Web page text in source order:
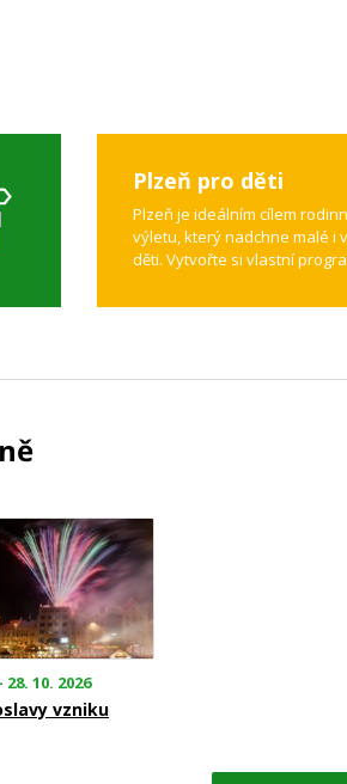
Plzeň pro děti
Plzeň je ideálním cílem
výletu, který nadchne malé i
děti. Vytvořte si vlastní
28. 10. 2026
vzniku